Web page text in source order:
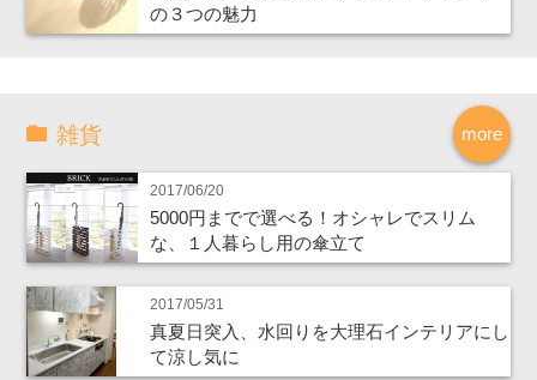
の３つの魅力
more
雑貨
2017/06/20
5000円までで選べる！オシャレでスリム
な、１人暮らし用の傘立て
2017/05/31
真夏日突入、水回りを大理石インテリアにし
て涼し気に